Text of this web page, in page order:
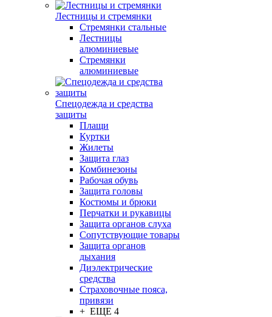
Лестницы и стремянки
Стремянки стальные
Лестницы
алюминиевые
Стремянки
алюминиевые
Спецодежда и средства
защиты
Плащи
Куртки
Жилеты
Защита глаз
Комбинезоны
Рабочая обувь
Защита головы
Костюмы и брюки
Перчатки и рукавицы
Защита органов слуха
Сопутствующие товары
Защита органов
дыхания
Диэлектрические
средства
Страховочные пояса,
привязи
+ ЕЩЕ 4